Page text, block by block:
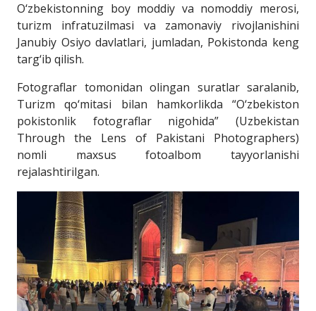
O‘zbekistonning boy moddiy va nomoddiy merosi,
turizm infratuzilmasi va zamonaviy rivojlanishini
Janubiy Osiyo davlatlari, jumladan, Pokistonda keng
targ‘ib qilish.
Fotograflar tomonidan olingan suratlar saralanib,
Turizm qo‘mitasi bilan hamkorlikda “O‘zbekiston
pokistonlik fotograflar nigohida” (Uzbekistan
Through the Lens of Pakistani Photographers)
nomli maxsus fotoalbom tayyorlanishi
rejalashtirilgan.